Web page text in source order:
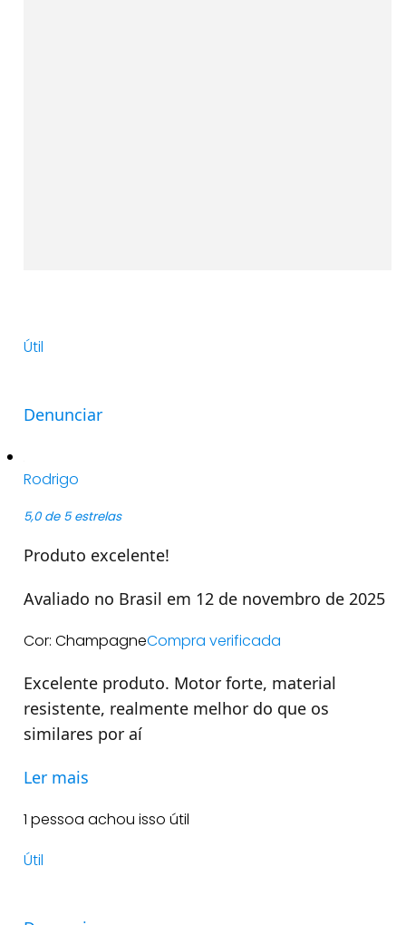
Útil
Denunciar
Rodrigo
5,0 de 5 estrelas
Produto excelente!
Avaliado no Brasil em 12 de novembro de 2025
Cor: ChampagneCompra verificada
Excelente produto. Motor forte, material
resistente, realmente melhor do que os
similares por aí
Ler mais
1 pessoa achou isso útil
Útil